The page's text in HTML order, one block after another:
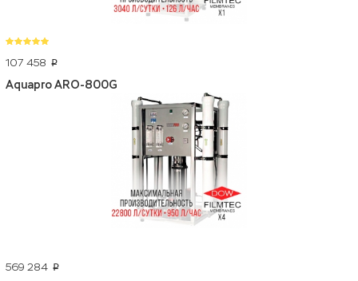
107 458 p
Aquapro ARO-800G
569 284 p